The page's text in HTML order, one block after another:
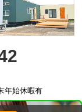
年始休暇有